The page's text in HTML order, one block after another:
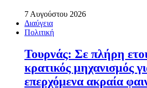
7 Αυγούστου 2026
Διαύγεια
Πολιτική
Τουρνάς: Σε πλήρη
κρατικός μηχανισμός
επερχόμενα ακραία